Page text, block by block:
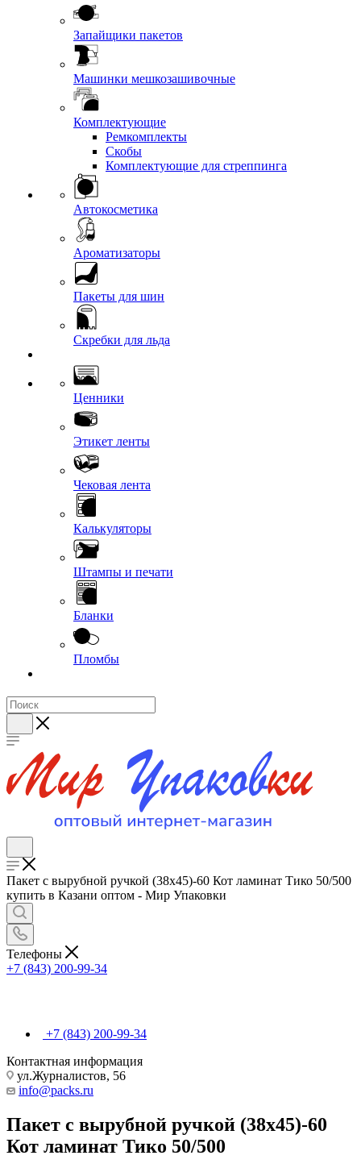
Запайщики пакетов
Машинки мешкозашивочные
Комплектующие
Ремкомплекты
Скобы
Комплектующие для стреппинга
Автокосметика
Ароматизаторы
Пакеты для шин
Скребки для льда
Ценники
Этикет ленты
Чековая лента
Калькуляторы
Штампы и печати
Бланки
Пломбы
Пакет с вырубной ручкой (38х45)-60 Кот ламинат Тико 50/500
купить в Казани оптом - Мир Упаковки
Телефоны
+7 (843) 200-99-34
+7 (843) 200-99-34
Контактная информация
ул.Журналистов, 56
info@packs.ru
Пакет с вырубной ручкой (38х45)-60
Кот ламинат Тико 50/500